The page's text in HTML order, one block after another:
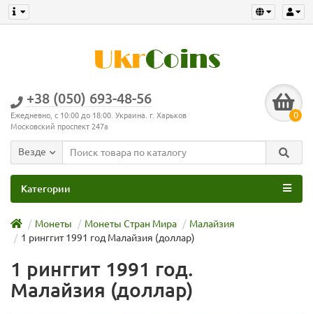
+38 (050) 693-48-56
Ежедневно, с 10:00 до 18:00. Украина. г. Харьков
Московский проспект 247а
0
Везде
Категории
Монеты Монеты Стран Мира
Малайзия
1 ринггит 1991 год Малайзия (доллар)
1 ринггит 1991 год.
Малайзия (доллар)